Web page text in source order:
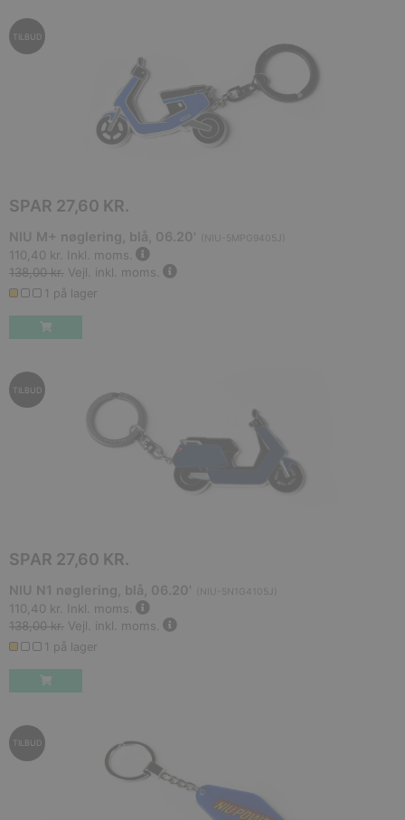
TILBUD
SPAR 27,60 KR.
NIU M+ nøglering, blå, 06.20' NIU-5MPG9405J
110,40 kr. Inkl. moms.
138,00 kr. Vejl. inkl. moms.
1 på lager
TILBUD
SPAR 27,60 KR.
NIU N1 nøglering, blå, 06.20' NIU-5N1G4105J
110,40 kr. Inkl. moms.
138,00 kr. Vejl. inkl. moms.
1 på lager
TILBUD